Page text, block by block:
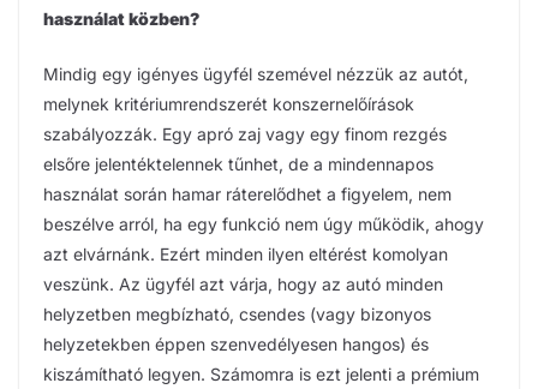
használat közben?
Mindig egy igényes ügyfél szemével nézzük az autót,
melynek kritériumrendszerét konszernelőírások
szabályozzák. Egy apró zaj vagy egy finom rezgés
elsőre jelentéktelennek tűnhet, de a mindennapos
használat során hamar ráterelődhet a figyelem, nem
beszélve arról, ha egy funkció nem úgy működik, ahogy
azt elvárnánk. Ezért minden ilyen eltérést komolyan
veszünk. Az ügyfél azt várja, hogy az autó minden
helyzetben megbízható, csendes (vagy bizonyos
helyzetekben éppen szenvedélyesen hangos) és
kiszámítható legyen. Számomra is ezt jelenti a prémium